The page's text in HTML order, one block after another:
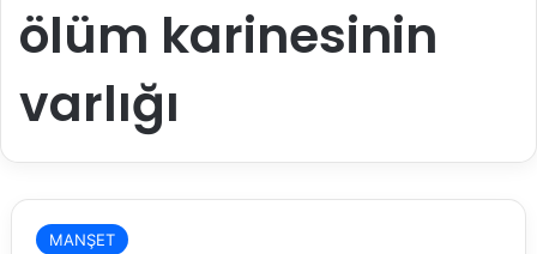
ölüm karinesinin
varlığı
MANŞET